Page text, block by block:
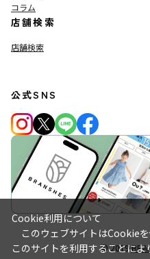
コラム
店舗検索
店舗検索
公式SNS
© 2019
Cookie利用について
このウェブサイトはCookieを
このサイトを利用することによ